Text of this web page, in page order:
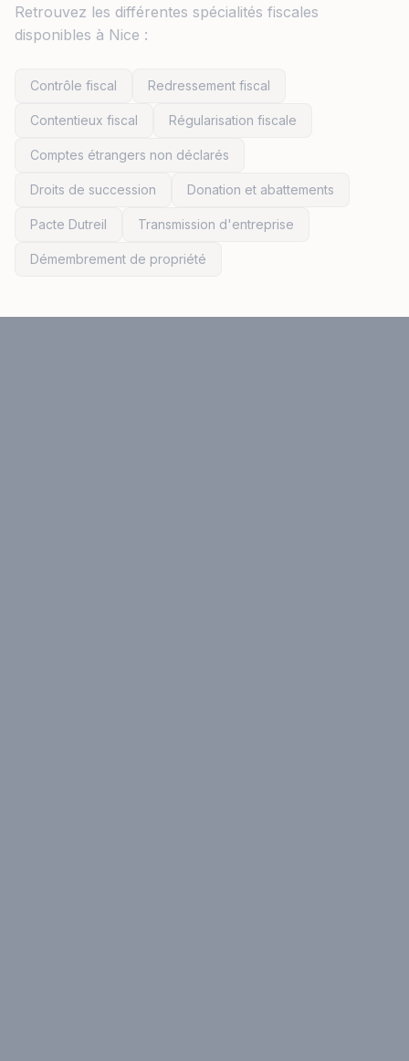
Retrouvez les différentes spécialités fiscales
disponibles à Nice :
Contrôle fiscal Redressement fiscal
Contentieux fiscal Régularisation fiscale
Comptes étrangers non déclarés
Droits de succession Donation et abattements
Pacte Dutreil Transmission d'entreprise
Démembrement de propriété